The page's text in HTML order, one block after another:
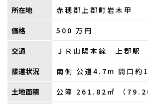
所在地 赤穂郡上郡町岩木甲
価格 500 万円
交通 ＪＲ山陽本線 上郡駅
接道状況 南側 公道4.7m 間口約
土地面積 公簿 261.82㎡ （